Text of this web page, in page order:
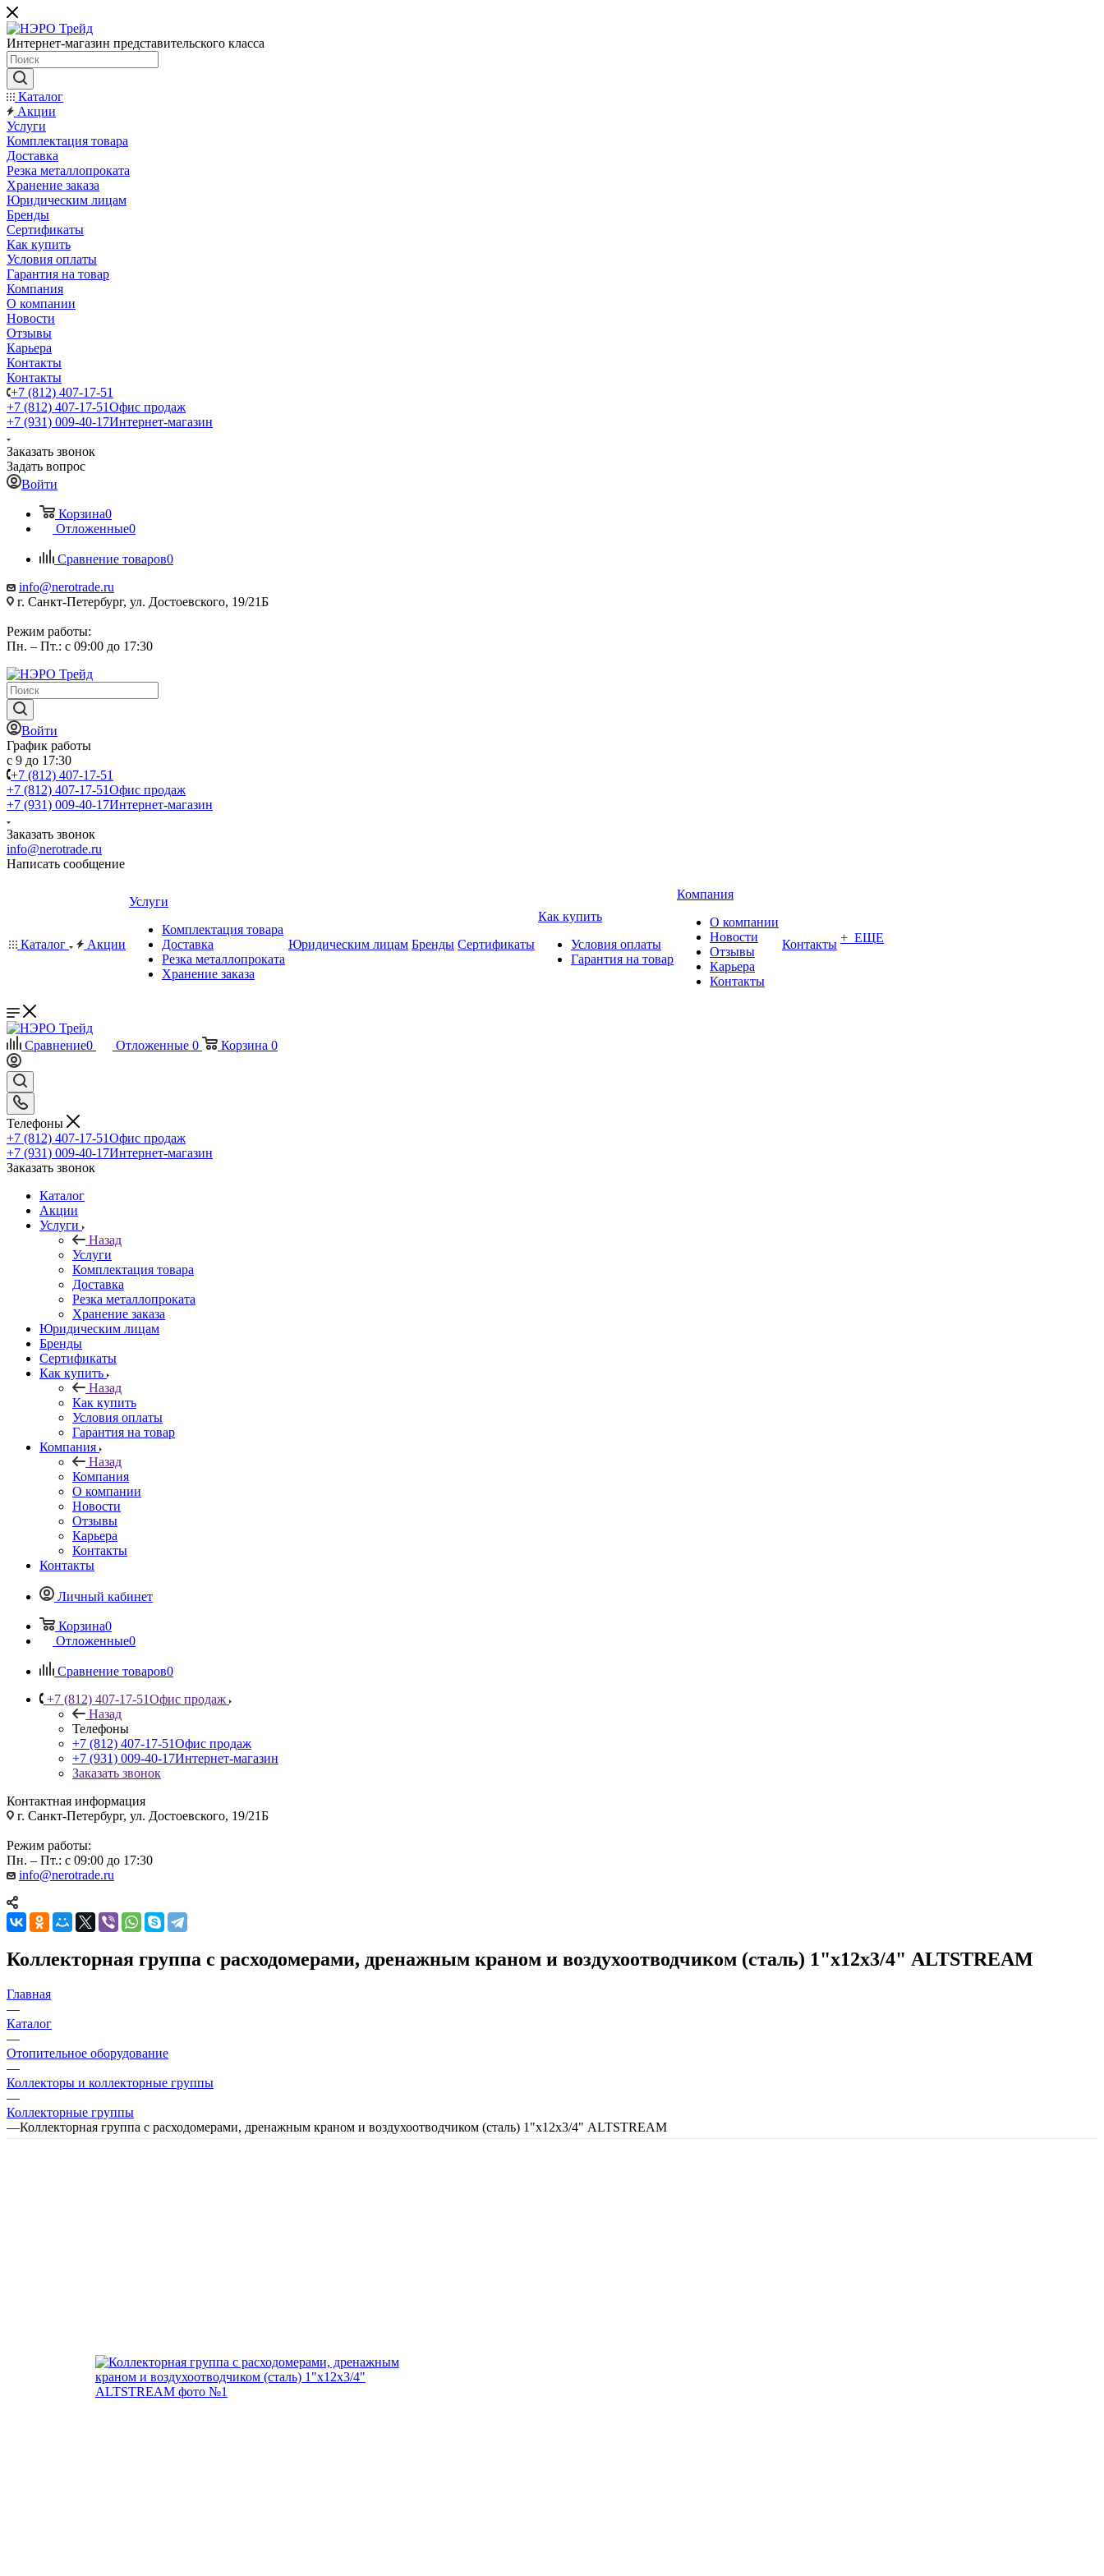
Интернет-магазин представительского класса
Каталог
Акции
Услуги
Комплектация товара
Доставка
Резка металлопроката
Хранение заказа
Юридическим лицам
Бренды
Сертификаты
Как купить
Условия оплаты
Гарантия на товар
Компания
О компании
Новости
Отзывы
Карьера
Контакты
Контакты
+7 (812) 407-17-51
+7 (812) 407-17-51Офис продаж
+7 (931) 009-40-17Интернет-магазин
Заказать звонок
Задать вопрос
Войти
Корзина0
Отложенные0
Сравнение товаров0
info@nerotrade.ru
г. Санкт-Петербург, ул. Достоевского, 19/21Б
Режим работы:
Пн. – Пт.: с 09:00 до 17:30
Войти
График работы
с 9 до 17:30
+7 (812) 407-17-51
+7 (812) 407-17-51Офис продаж
+7 (931) 009-40-17Интернет-магазин
Заказать звонок
info@nerotrade.ru
Написать сообщение
Каталог Акции
Услуги
Комплектация товара
Доставка
Резка металлопроката
Хранение заказа
Юридическим лицам Бренды Сертификаты
Как купить
Условия оплаты
Гарантия на товар
Компания
О компании
Новости
Отзывы
Карьера
Контакты
Контакты + ЕЩЕ
Сравнение0 Отложенные 0 Корзина 0
Телефоны
+7 (812) 407-17-51Офис продаж
+7 (931) 009-40-17Интернет-магазин
Заказать звонок
Каталог
Акции
Услуги
Назад
Услуги
Комплектация товара
Доставка
Резка металлопроката
Хранение заказа
Юридическим лицам
Бренды
Сертификаты
Как купить
Назад
Как купить
Условия оплаты
Гарантия на товар
Компания
Назад
Компания
О компании
Новости
Отзывы
Карьера
Контакты
Контакты
Личный кабинет
Корзина0
Отложенные0
Сравнение товаров0
+7 (812) 407-17-51Офис продаж
Назад
Телефоны
+7 (812) 407-17-51Офис продаж
+7 (931) 009-40-17Интернет-магазин
Заказать звонок
Контактная информация
г. Санкт-Петербург, ул. Достоевского, 19/21Б
Режим работы:
Пн. – Пт.: с 09:00 до 17:30
info@nerotrade.ru
Коллекторная группа с расходомерами, дренажным краном и воздухоотводчиком (сталь) 1"х12х3/4" ALTSTREAM
Главная
—
Каталог
—
Отопительное оборудование
—
Коллекторы и коллекторные группы
—
Коллекторные группы
—Коллекторная группа с расходомерами, дренажным краном и воздухоотводчиком (сталь) 1"х12х3/4" ALTSTREAM